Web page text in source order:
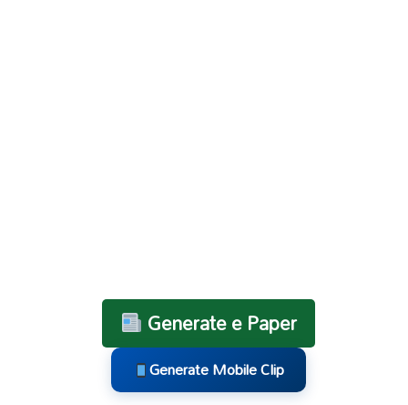
Generate e Paper
Generate Mobile Clip